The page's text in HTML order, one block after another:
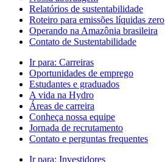
Relatórios de sustentabilidade
Roteiro para emissões líquidas zero
Operando na Amazônia brasileira
Contato de Sustentabilidade
Ir para: Carreiras
Oportunidades de emprego
Estudantes e graduados
A vida na Hydro
Áreas de carreira
Conheça nossa equipe
Jornada de recrutamento
Contato e perguntas frequentes
Ir para: Investidores